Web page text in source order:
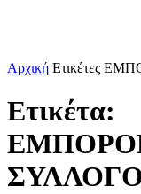
Αρχική Ετικέτες
Ετικέτα: